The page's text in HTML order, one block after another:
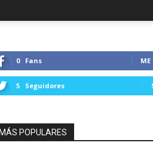
0 Fans ME
5 Seguidores
MÁS POPULARES